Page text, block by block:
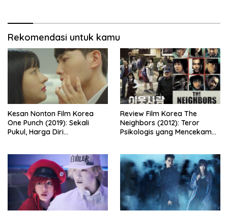
Rekomendasi untuk kamu
Kesan Nonton Film Korea
One Punch (2019): Sekali
Pukul, Harga Diri
Review Film Korea The
Neighbors (2012): Teror
Psikologis yang Mencekam